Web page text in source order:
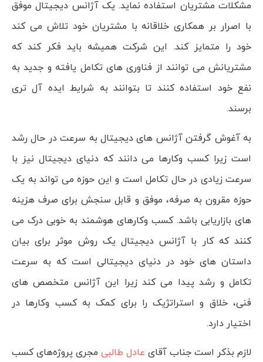
مشکلات مشتریان استفاده نماید. یک آژانس دیجیتال موفق
با اصرار بر همکاری خلاقانه با مشتریان خود تلاش می کند
خود را متمایز کند. این شرکت همیشه باید فکر کند که
مشتریانش می توانند از فناوری های تکامل یافته و جدید به
نفع خود استفاده کنند تا بتوانند به شرایط ایده آل تری
برسند.
به آغوش گرفتن آژانس های دیجیتال به سرعت در حال رشد
است زیرا کسب وکارها می دانند که دنیای دیجیتال نیز با
سرعت زیادی در حال تکامل است و این حوزه می تواند به یک
حوزه مقرون به صرفه، موفق و قابل سنجش برای صرف هزینه
های بازاریابی باشد. کسب وکارهای هوشمند به خوبی درک می
کنند که کار با آژانس دیجیتال یک روش موثر برای بیان
داستان های خود در دنیای دیجیتالی است که به سرعت
تکامل و رشد پیدا می کند زیرا این آژانس متخصص های
فنی، خلاق و استراتژیک را برای کمک به کسب وکارها در
اختیار دارد.
لازم بذکر است جناب آقای عادل طالبی مجری پروژه‌های کسب